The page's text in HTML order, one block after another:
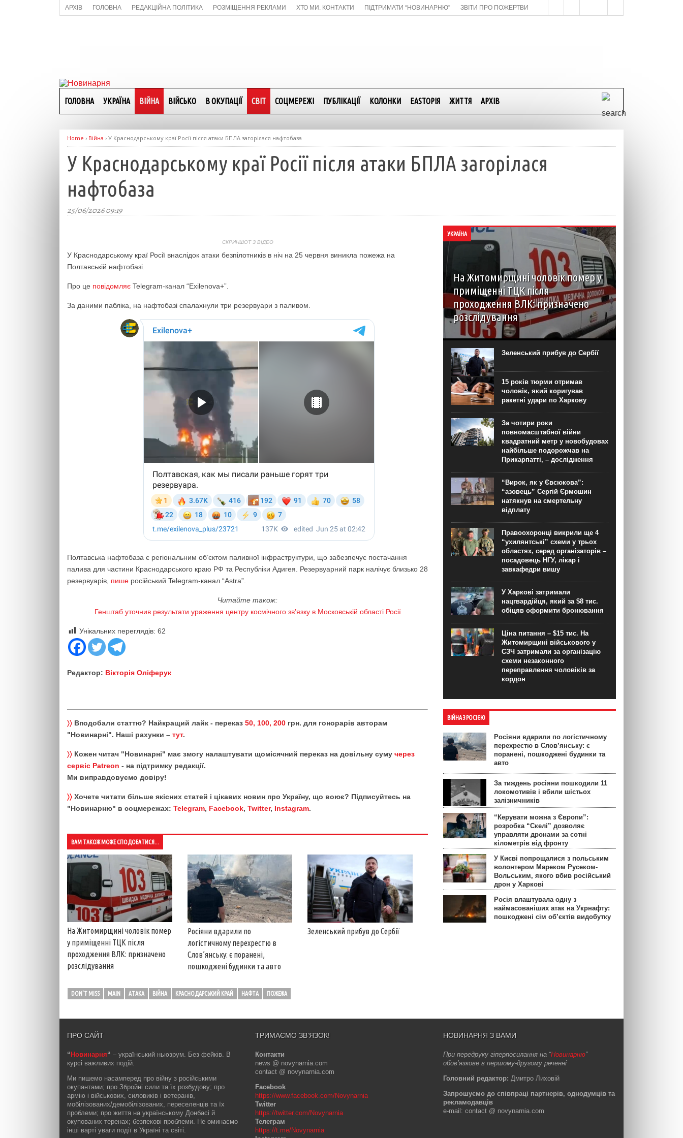
АРХІВ ГОЛОВНА РЕДАКЦІЙНА ПОЛІТИКА РОЗМІЩЕННЯ РЕКЛАМИ ХТО МИ. КОНТАКТИ ПІДТРИМАТИ “НОВИНАРНЮ” ЗВІТИ ПРО ПОЖЕРТВИ
ГОЛОВНА УКРАЇНА ВІЙНА ВІЙСЬКО В ОКУПАЦІЇ СВІТ СОЦМЕРЕЖІ ПУБЛІКАЦІЇ КОЛОНКИ EASTОРІЯ ЖИТТЯ АРХІВ
Home › Війна › У Краснодарському краї Росії після атаки БПЛА загорілася нафтобаза
У Краснодарському краї Росії після атаки БПЛА загорілася
нафтобаза
25/06/2026 09:19
СКРИНШОТ З ВІДЕО
У Краснодарському краї Росії внаслідок атаки безпілотників в ніч на 25 червня виникла пожежа на
Полтавській нафтобазі.
Про це повідомляє Telegram-канал “Exilenova+”.
За даними пабліка, на нафтобазі спалахнули три резервуари з паливом.
Полтавська нафтобаза є регіональним об’єктом паливної інфраструктури, що забезпечує постачання
палива для частини Краснодарського краю РФ та Республіки Адигея. Резервуарний парк налічує близько 28
резервуарів, пише російський Telegram-канал “Astra”.
Читайте також:
Генштаб уточнив результати ураження центру космічного зв’язку в Московській області Росії
Унікальних переглядів: 62
Редактор: Вікторія Оліферук
〉〉 Вподобали статтю? Найкращий лайк - переказ 50, 100, 200 грн. для гонорарів авторам
"Новинарні". Наші рахунки – тут.
〉〉 Кожен читач "Новинарні" має змогу налаштувати щомісячний переказ на довільну суму через
сервіс Patreon - на підтримку редакції.
Ми виправдовуємо довіру!
〉〉 Хочете читати більше якісних статей і цікавих новин про Україну, що воює? Підписуйтесь на
"Новинарню" в соцмережах: Telegram, Facebook, Twitter, Instagram.
ВАМ ТАКОЖ МОЖЕ СПОДОБАТИСЯ...
На Житомирщині чоловік помер
у приміщенні ТЦК після
проходження ВЛК: призначено
розслідування
Росіяни вдарили по
логістичному перехрестю в
Слов’янську: є поранені,
пошкоджені будинки та авто
Зеленський прибув до Сербії
DON'T MISS MAIN АТАКА ВІЙНА КРАСНОДАРСЬКИЙ КРАЙ НАФТА ПОЖЕЖА
УКРАЇНА
На Житомирщині чоловік помер у
приміщенні ТЦК після
проходження ВЛК: призначено
розслідування
6 серпня до територіального центру
комплектування на Житомирщині доставили
чоловіка, який фігурував як порушник правил
військового обліку. Під час перебування у
приміщенні він знепритомнів, а потім помер. Про
інцидент...
Зеленський прибув до Сербії
15 років тюрми отримав
чоловік, який коригував
ракетні удари по Харкову
За чотири роки
повномасштабної війни
квадратний метр у новобудовах
найбільше подорожчав на
Прикарпатті, – дослідження
“Вирок, як у Євсюкова”:
“азовець” Сергій Єрмошин
натякнув на смертельну
відплату
Правоохоронці викрили ще 4
“ухилянтські” схеми у трьох
областях, серед організаторів –
посадовець НГУ, лікар і
завкафедри вишу
У Харкові затримали
нацгвардійця, який за $8 тис.
обіцяв оформити бронювання
Ціна питання – $15 тис. На
Житомирщині військового у
СЗЧ затримали за організацію
схеми незаконного
переправлення чоловіків за
кордон
ВІЙНА З РОСІЄЮ
Росіяни вдарили по логістичному
перехрестю в Слов’янську: є
поранені, пошкоджені будинки та
авто
За тиждень росіяни пошкодили 11
локомотивів і вбили шістьох
залізничників
“Керувати можна з Європи”:
розробка “Скелі” дозволяє
управляти дронами за сотні
кілометрів від фронту
У Києві попрощалися з польським
волонтером Мареком Русеком-
Вольським, якого вбив російський
дрон у Харкові
Росія влаштувала одну з
наймасованіших атак на Укрнафту:
пошкоджені сім об’єктів видобутку
ПРО САЙТ
“Новинарня“ – український ньюзрум. Без фейків. В
курсі важливих подій.
Ми пишемо насамперед про війну з російськими
окупантами; про Збройні сили та їх розбудову; про
армію і військових, силовиків і ветеранів,
мобілізованих/демобілізованих, переселенців та їх
проблеми; про життя на українському Донбасі й
окупованих теренах; безпекові проблеми. Не оминаємо
інші варті уваги події в Україні та світі.
ТРИМАЄМО ЗВ’ЯЗОК!
Контакти
news @ novynarnia.com
contact @ novynarnia.com
Facebook
https://www.facebook.com/Novynarnia
Twitter
https://twitter.com/Novynarnia
Телеграм
https://t.me/Novynarnia
НОВИНАРНЯ З ВАМИ
При передруку гіперпосилання на “Новинарню”
обов’язкове в першому-другому реченні
Головний редактор: Дмитро Лиховій
Запрошуємо до співпраці партнерів, однодумців та
рекламодавців
e-mail: contact @ novynarnia.com